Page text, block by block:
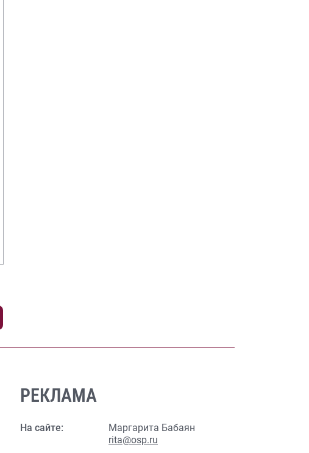
РЕКЛАМА
На сайте:
Маргарита Бабаян
rita@osp.ru